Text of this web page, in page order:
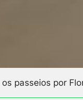
passeios por